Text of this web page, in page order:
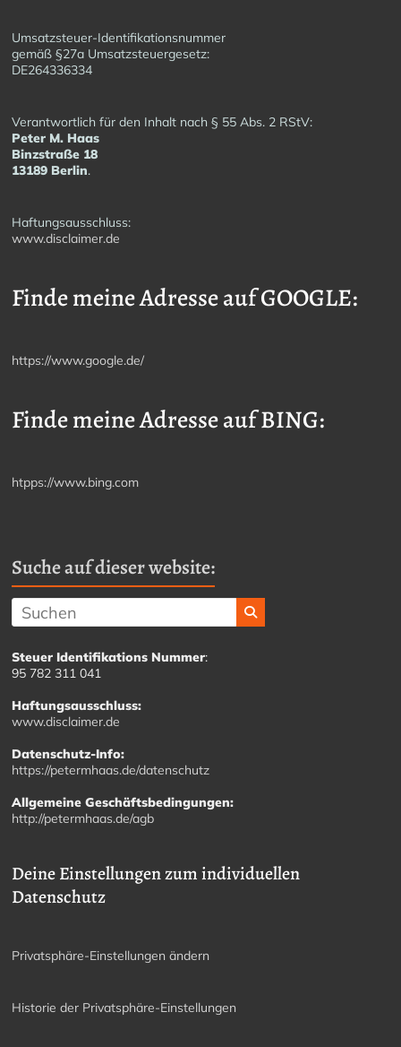
Umsatzsteuer-Identifikationsnummer
gemäß §27a Umsatzsteuergesetz:
DE264336334
Verantwortlich für den Inhalt nach § 55 Abs. 2 RStV:
Peter M. Haas
Binzstraße 18
13189 Berlin.
Haftungsausschluss:
www.disclaimer.de
Finde meine Adresse auf GOOGLE:
https://www.google.de/
Finde meine Adresse auf BING:
htpps://www.bing.com
Suche auf dieser website:
Steuer Identifikations Nummer:
95 782 311 041
Haftungsausschluss:
www.disclaimer.de
Datenschutz-Info:
https://petermhaas.de/datenschutz
Allgemeine Geschäftsbedingungen:
http://petermhaas.de/agb
Deine Einstellungen zum individuellen
Datenschutz
Privatsphäre-Einstellungen ändern
Historie der Privatsphäre-Einstellungen